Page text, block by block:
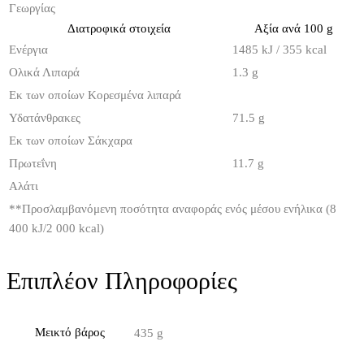
Γεωργίας
Διατροφικά στοιχεία
Αξία ανά 100 g
Ενέργια
1485 kJ / 355 kcal
Ολικά Λιπαρά
1.3 g
Εκ των οποίων Κορεσμένα λιπαρά
Υδατάνθρακες
71.5 g
Εκ των οποίων Σάκχαρα
Πρωτεΐνη
11.7 g
Αλάτι
**Προσλαμβανόμενη ποσότητα αναφοράς ενός μέσου ενήλικα (8
400 kJ/2 000 kcal)
Επιπλέον Πληροφορίες
Μεικτό βάρος 435 g